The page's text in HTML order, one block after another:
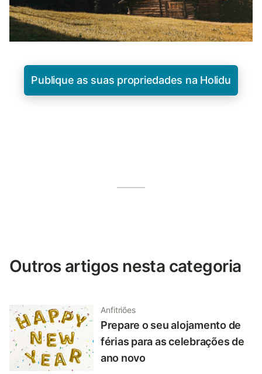
Publique as suas propriedades na Holidu
Outros artigos nesta categoria
Anfitriões
Prepare o seu alojamento de
férias para as celebrações de
ano novo